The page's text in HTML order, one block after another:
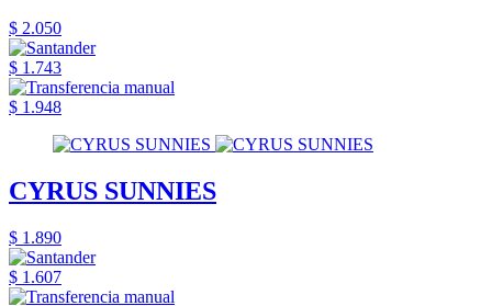
$ 2.050
$ 1.743
$ 1.948
CYRUS SUNNIES
$ 1.890
$ 1.607